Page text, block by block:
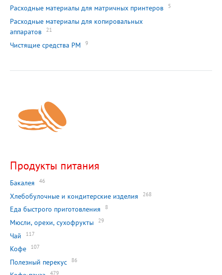
Расходные материалы для матричных принтеров 5
Расходные материалы для копировальных
аппаратов
21
Чистящие средства РМ 9
Продукты питания
Бакалея 46
Хлебобулочные и кондитерские изделия 268
Еда быстрого приготовления 8
Мюсли, орехи, сухофрукты 29
Чай 117
Кофе 107
Полезный перекус 86
479